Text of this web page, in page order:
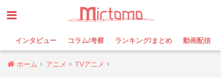
インタビュー コラム/考察 ランキング/まとめ 動画配信
ホーム アニメ TVアニメ